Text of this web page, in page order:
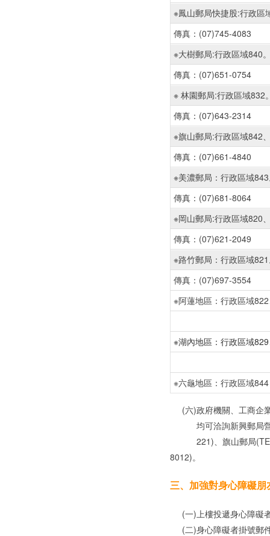
※鳳山郵局快捷股:行政區
傳真：(07)745-4083
※大樹郵局:行政區域840
傳真：(07)651-0754
※ 林園郵局:行政區域832
傳真：(07)643-2314
※旗山郵局:行政區域842
傳真：(07)661-4840
※美濃郵局：行政區域
傳真：(07)681-8064
※岡山郵局:行政區域820
傳真：(07)621-2049
※路竹郵局：行政區域
傳真：(07)697-3554
※阿蓮地區：行政區域
※湖內地區：行政區域
※六龜地區：行政區域844
(六)政府機關、工商企
均可洽詢新興郵局營
221)、旗山郵局(TEL
8012)。
三、加強對身心障礙
(一)上樓投遞身心障礙
(二)身心障礙者掛號郵